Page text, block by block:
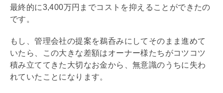
最終的に3,400万円までコストを抑えることができたの
です。
もし、管理会社の提案を鵜呑みにしてそのまま進めて
いたら、この大きな差額はオーナー様たちがコツコツ
積み立ててきた大切なお金から、無意識のうちに失わ
れていたことになります。